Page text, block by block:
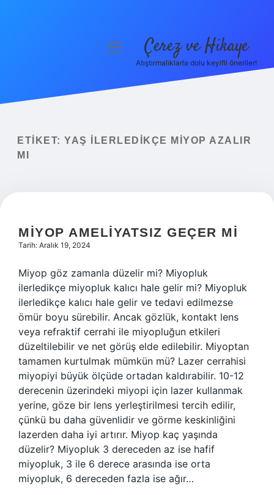
Yasal Uyarı
menüyü Çerez ve Hikaye
Atıştırmalıklarla dolu keyifli öneriler!
ETIKET: YAŞ ILERLEDIKÇE MIYOP AZALIR
MI
MIYOP AMELIYATSIZ GEÇER MI
Tarih: Aralık 19, 2024
Miyop göz zamanla düzelir mi? Miyopluk
ilerledikçe miyopluk kalıcı hale gelir mi? Miyopluk
ilerledikçe kalıcı hale gelir ve tedavi edilmezse
ömür boyu sürebilir. Ancak gözlük, kontakt lens
veya refraktif cerrahi ile miyopluğun etkileri
düzeltilebilir ve net görüş elde edilebilir. Miyoptan
tamamen kurtulmak mümkün mü? Lazer cerrahisi
miyopiyi büyük ölçüde ortadan kaldırabilir. 10-12
derecenin üzerindeki miyopi için lazer kullanmak
yerine, göze bir lens yerleştirilmesi tercih edilir,
çünkü bu daha güvenlidir ve görme keskinliğini
lazerden daha iyi artırır. Miyop kaç yaşında
düzelir? Miyopluk 3 dereceden az ise hafif
miyopluk, 3 ile 6 derece arasında ise orta
miyopluk, 6 dereceden fazla ise ağır…